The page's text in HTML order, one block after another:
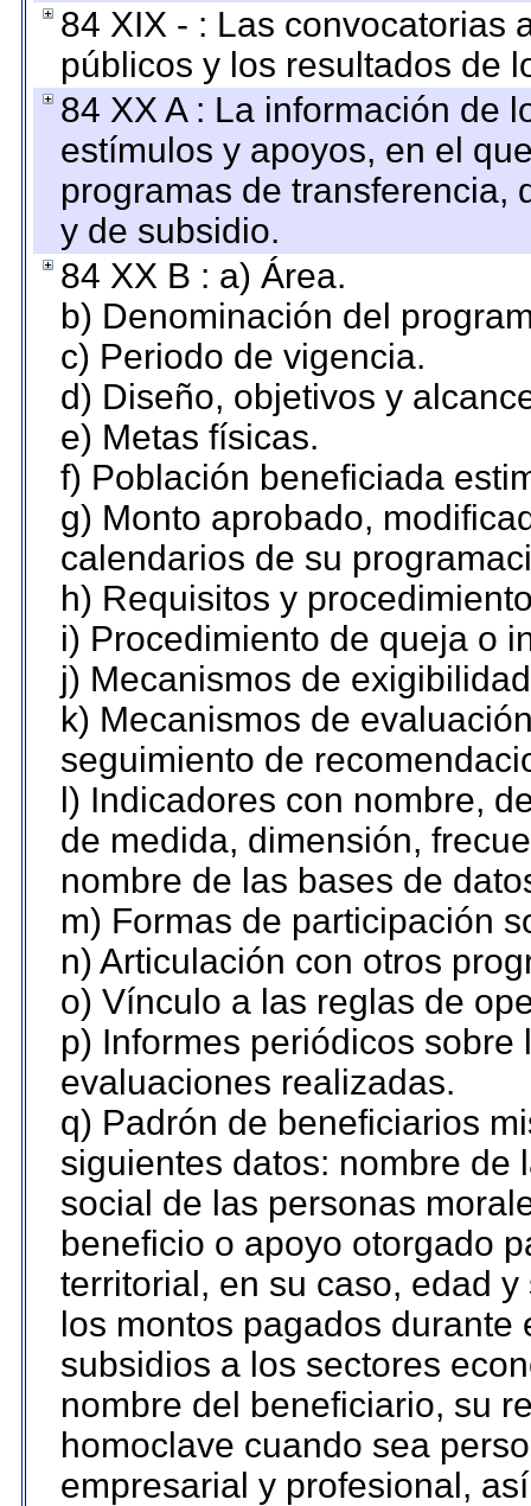
84 XIX - : Las convocatorias
públicos y los resultados de
84 XX A : La información de
estímulos y apoyos, en el
programas de transferencia,
y de subsidio.
84 XX B : a) Área.
b) Denominación del
c) Periodo de vigencia.
d) Diseño, objetivos y
e) Metas físicas.
f) Población beneficiada
g) Monto aprobado,
calendarios de su
h) Requisitos y
i) Procedimiento de queja o
j) Mecanismos de
k) Mecanismos de
seguimiento de
l) Indicadores con nombre,
de medida, dimensión,
nombre de las bases de
m) Formas de participación
n) Articulación con otros
o) Vínculo a las reglas de
p) Informes periódicos
evaluaciones realizadas.
q) Padrón de beneficiarios
siguientes datos: nombre de
social de las personas
beneficio o apoyo otorgado
territorial, en su caso, edad
los montos pagados
subsidios a los sectores
nombre del beneficiario, su
homoclave cuando sea
empresarial y profesional,